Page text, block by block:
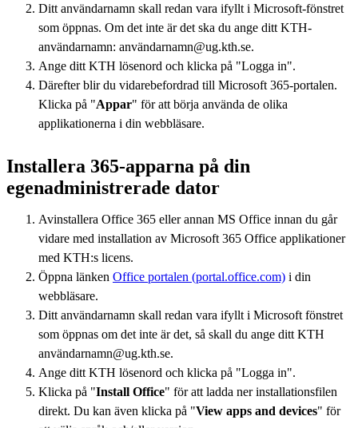
Ditt användarnamn skall redan vara ifyllt i Microsoft-fönstret
som öppnas. Om det inte är det ska du ange ditt KTH-
användarnamn: användarnamn@ug.kth.se.
Ange ditt KTH lösenord och klicka på "Logga in".
Därefter blir du vidarebefordrad till Microsoft 365-portalen.
Klicka på "Appar" för att börja använda de olika
applikationerna i din webbläsare.
Installera 365-apparna på din
egenadministrerade dator
Avinstallera Office 365 eller annan MS Office innan du går
vidare med installation av Microsoft 365 Office applikationer
med KTH:s licens.
Öppna länken Office portalen (portal.office.com) i din
webbläsare.
Ditt användarnamn skall redan vara ifyllt i Microsoft fönstret
som öppnas om det inte är det, så skall du ange ditt KTH
användarnamn@ug.kth.se.
Ange ditt KTH lösenord och klicka på "Logga in".
Klicka på "Install Office" för att ladda ner installationsfilen
direkt. Du kan även klicka på "View apps and devices" för